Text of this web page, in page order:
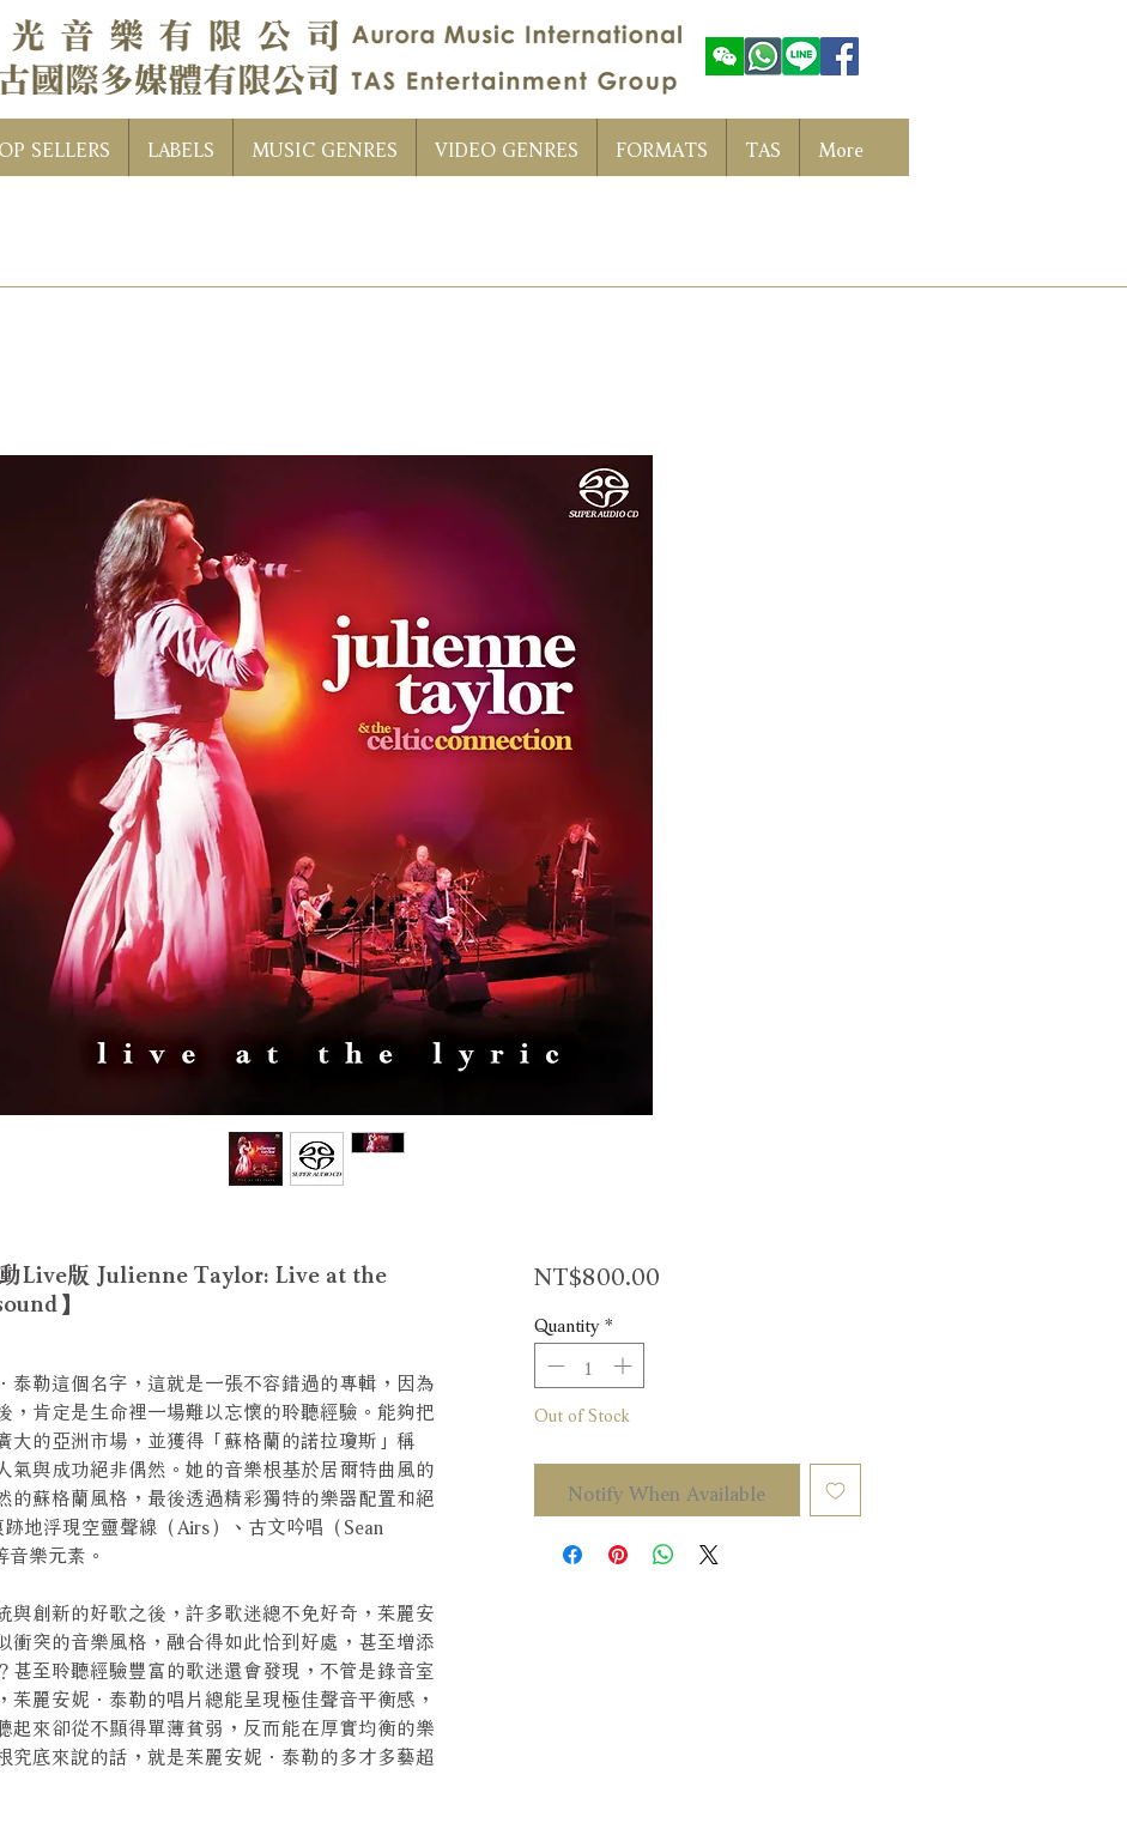
SELLERS LABELS MUSIC GENRES VIDEO GENRES FORMATS TAS More
Live版 Julienne Taylor: Live at the
】
泰勒這個名字，這就是一張不容錯過的專輯，因為
，肯定是生命裡一場難以忘懷的聆聽經驗。能夠把
大的亞洲市場，並獲得「蘇格蘭的諾拉瓊斯」稱
氣與成功絕非偶然。她的音樂根基於居爾特曲風的
的蘇格蘭風格，最後透過精彩獨特的樂器配置和絕
地浮現空靈聲線（Airs）、古文吟唱（Sean
樂元素。
與創新的好歌之後，許多歌迷總不免好奇，茱麗安
衝突的音樂風格，融合得如此恰到好處，甚至增添
甚至聆聽經驗豐富的歌迷還會發現，不管是錄音室
茱麗安妮．泰勒的唱片總能呈現極佳聲音平衡感，
起來卻從不顯得單薄貧弱，反而能在厚實均衡的樂
究底來說的話，就是茱麗安妮．泰勒的多才多藝超
NT$800.00Price
Quantity *
Out of Stock
Notify When Available